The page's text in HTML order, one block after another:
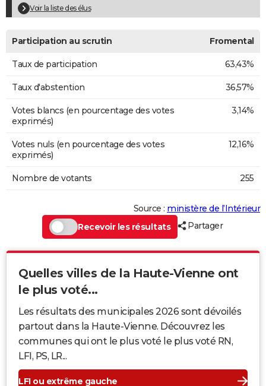
S'inscrire
Se connecter
Lycées
Collèges
Primaires
Universités
Entreprises
Service militaire
Avis de recherche
AVIS DE DÉCÈS
FORUM
Voir la liste des élus
Participation au scrutin Fromental
Taux de participation 63,43%
Taux d'abstention 36,57%
Votes blancs (en pourcentage des votes
exprimés)
3,14%
Votes nuls (en pourcentage des votes
exprimés)
12,16%
Nombre de votants 255
Source : ministère de l’Intérieur
Recevoir les résultats
Partager
Quelles villes de la Haute-Vienne ont
le plus voté...
Les résultats des municipales 2026 sont dévoilés
partout dans la Haute-Vienne. Découvrez les
communes qui ont le plus voté le plus voté RN,
LFI, PS, LR...
LFI ou extrême gauche